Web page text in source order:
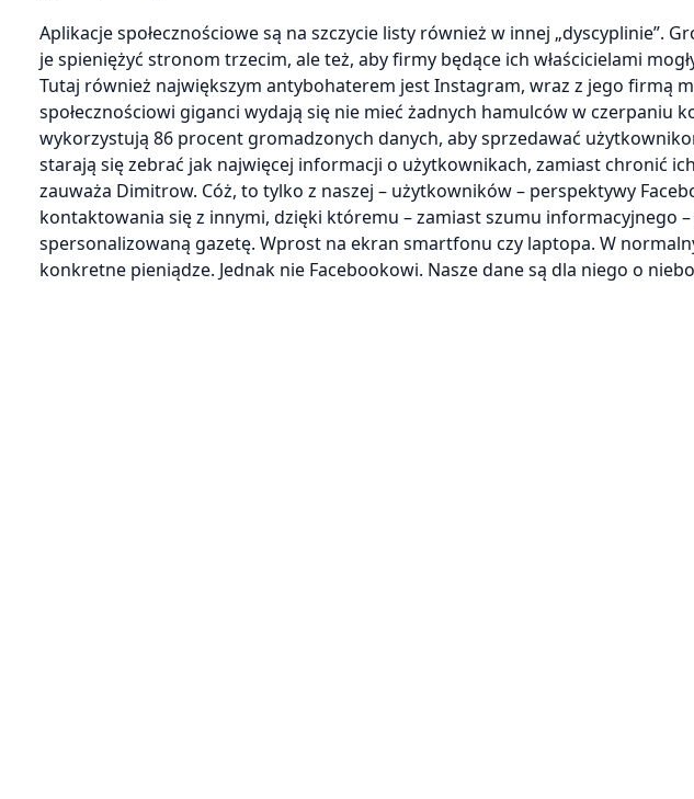
Aplikacje społecznościowe są na szczycie listy również w innej „dyscyplinie”.
je spieniężyć stronom trzecim, ale też, aby firmy będące ich właścicielami
Tutaj również największym antybohaterem jest Instagram, wraz z jego firmą
społecznościowi giganci wydają się nie mieć żadnych hamulców w czerpaniu
wykorzystują 86 procent gromadzonych danych, aby sprzedawać
starają się zebrać jak najwięcej informacji o użytkownikach, zamiast chronić
zauważa Dimitrow. Cóż, to tylko z naszej – użytkowników – perspektywy
kontaktowania się z innymi, dzięki któremu – zamiast szumu informacyjnego –
spersonalizowaną gazetę. Wprost na ekran smartfonu czy laptopa. W
konkretne pieniądze. Jednak nie Facebookowi. Nasze dane są dla niego o